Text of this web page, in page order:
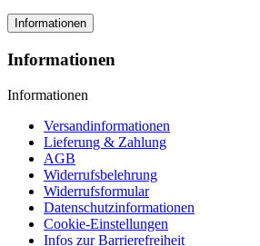
Informationen
Informationen
Informationen
Versandinformationen
Lieferung & Zahlung
AGB
Widerrufsbelehrung
Widerrufsformular
Datenschutzinformationen
Cookie-Einstellungen
Infos zur Barrierefreiheit